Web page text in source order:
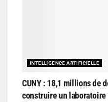
INTELLIGENCE ARTIFICIELLE
CUNY : 18,1 millions de
construire un